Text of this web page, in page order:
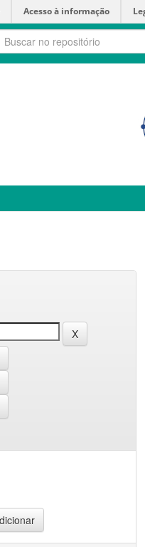
Acesso à informação